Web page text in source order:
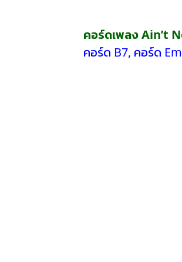
คอร์ดเพลง Ain’t
คอร์ด B7, คอร์ด